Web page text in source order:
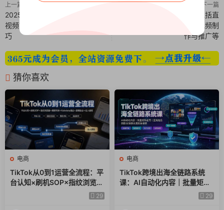
上一篇
2025TikTok美区达人营销策略，
视频带货，直播带货，出海运营技
巧
下一篇
2025AI+直播运营全流程，包括直
播运营技巧，AI技术应用，视频制
作与推广等
猜你喜欢
电商
TikTok从0到1运营全流程：平
台认知×刷机SOP×指纹浏览器
×爆款对标×Kalodata选品×店
29
电商
TikTok跨境出海全链路系统
课：AI自动化内容｜批量矩阵
起号｜蓝海选品回款全链路出
29